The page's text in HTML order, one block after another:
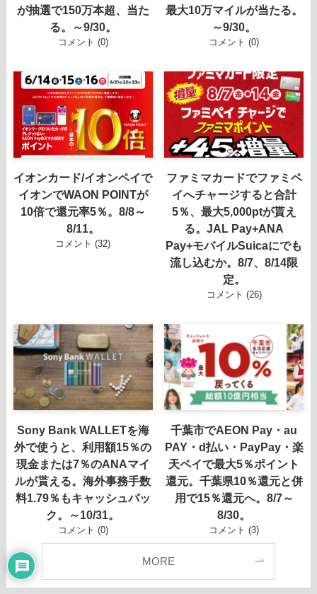
が抽選で150万本超、当た
る。～9/30。
コメント (0)
最大10万マイルが当たる。
～9/30。
コメント (0)
イオンカード/イオンペイで
イオンでWAON POINTが
10倍で還元率5％。8/8～
8/11。
コメント (32)
ファミマカードでファミペ
イへチャージすると合計
5％、最大5,000ptが貰え
る。JAL Pay+ANA
Pay+モバイルSuicaにでも
流し込むか。8/7、8/14限
定。
コメント (26)
Sony Bank WALLETを海
外で使うと、利用額15％の
現金または7％のANAマイ
ルが貰える。海外事務手数
料1.79％もキャッシュバッ
ク。～10/31。
コメント (0)
千葉市でAEON Pay・au
PAY・d払い・PayPay・楽
天ペイで最大5％ポイント
還元。千葉県10％還元と併
用で15％還元へ。8/7～
8/30。
コメント (3)
MORE